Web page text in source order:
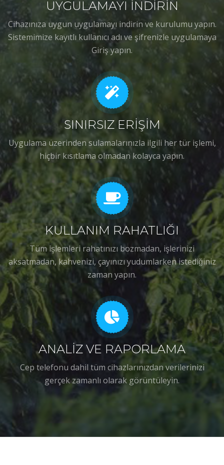
UYGULAMAYI İNDİRİN
Cihazınıza uygun uygulamayı indirin ve kurulumu yapın.
Sistemimize kayıtlı kullanıcı adı ve şifrenizle uygulamaya
Giriş yapın.
SINIRSIZ ERİŞİM
Uygulama üzerinden sulamalarınızla ilgili her tür işlemi,
hiçbir kısıtlama olmadan kolayca yapın.
KULLANIM RAHATLIĞI
Tüm işlemleri rahatınızı bozmadan, işlerinizi
aksatmadan, kahvenizi, çayınızı yudumlarken istediğiniz
zaman yapın.
ANALİZ VE RAPORLAMA
Cep telefonu dahil tüm cihazlarınızdan verilerinizi
gerçek zamanlı olarak görüntüleyin.